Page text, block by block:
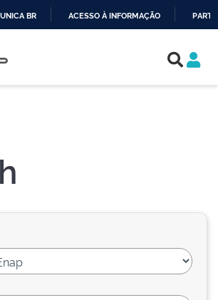
BR ACESSO À INFORMAÇÃO